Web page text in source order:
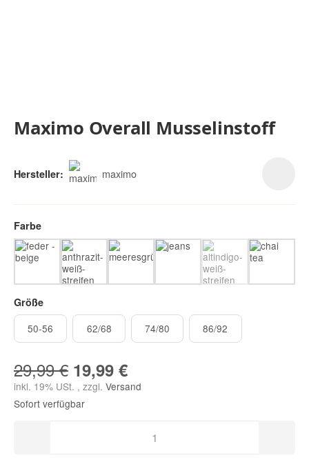
Maximo Overall Musselinstoff
Hersteller: maximo
Farbe
feder - beigeanthrazit-weiß-streifen
meeresgrünjeans altindigo-weiß-streifen
chai tea
Größe
50-56
62/6862/68 74/8074/80 86/92
29,99 € 19,99 €
inkl. 19% USt. , zzgl. Versand
Sofort verfügbar